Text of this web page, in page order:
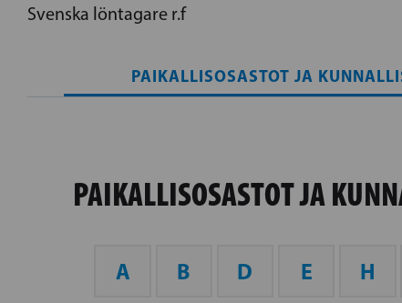
Svenska löntagare r.f
PAIKALLISOSASTOT JA
PAIKALLISOSASTOT JA
A B D E H